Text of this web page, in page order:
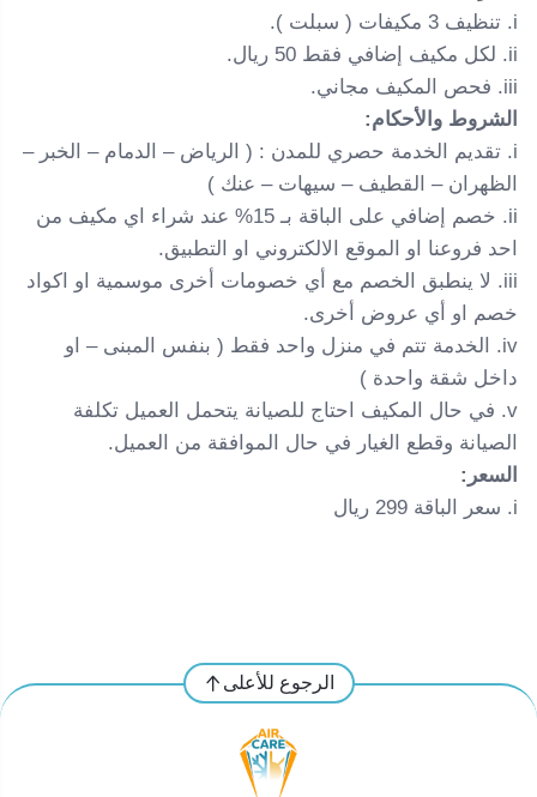
i. تنظيف 3 مكيفات ( سبلت ).
ii. لكل مكيف إضافي فقط 50 ريال.
iii. فحص المكيف مجاني.
الشروط والأحكام:
i. تقديم الخدمة حصري للمدن : ( الرياض – الدمام – الخبر –
الظهران – القطيف – سيهات – عنك )
ii. خصم إضافي على الباقة بـ 15% عند شراء اي مكيف من
احد فروعنا او الموقع الالكتروني او التطبيق.
iii. لا ينطبق الخصم مع أي خصومات أخرى موسمية او اكواد
خصم او أي عروض أخرى.
iv. الخدمة تتم في منزل واحد فقط ( بنفس المبنى – او
داخل شقة واحدة )
v. في حال المكيف احتاج للصيانة يتحمل العميل تكلفة
الصيانة وقطع الغيار في حال الموافقة من العميل.
السعر:
i. سعر الباقة 299 ريال
الرجوع للأعلى